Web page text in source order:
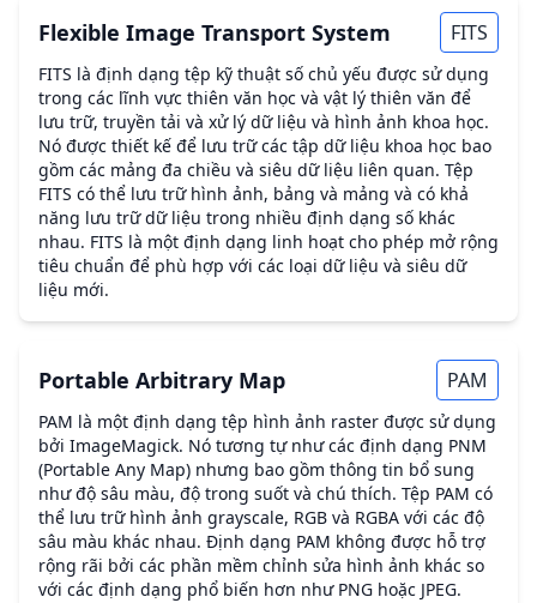
Flexible Image Transport System FITS
FITS là định dạng tệp kỹ thuật số chủ yếu được sử dụng
trong các lĩnh vực thiên văn học và vật lý thiên văn để
lưu trữ, truyền tải và xử lý dữ liệu và hình ảnh khoa học.
Nó được thiết kế để lưu trữ các tập dữ liệu khoa học bao
gồm các mảng đa chiều và siêu dữ liệu liên quan. Tệp
FITS có thể lưu trữ hình ảnh, bảng và mảng và có khả
năng lưu trữ dữ liệu trong nhiều định dạng số khác
nhau. FITS là một định dạng linh hoạt cho phép mở rộng
tiêu chuẩn để phù hợp với các loại dữ liệu và siêu dữ
liệu mới.
Portable Arbitrary Map PAM
PAM là một định dạng tệp hình ảnh raster được sử dụng
bởi ImageMagick. Nó tương tự như các định dạng PNM
(Portable Any Map) nhưng bao gồm thông tin bổ sung
như độ sâu màu, độ trong suốt và chú thích. Tệp PAM có
thể lưu trữ hình ảnh grayscale, RGB và RGBA với các độ
sâu màu khác nhau. Định dạng PAM không được hỗ trợ
rộng rãi bởi các phần mềm chỉnh sửa hình ảnh khác so
với các định dạng phổ biến hơn như PNG hoặc JPEG.